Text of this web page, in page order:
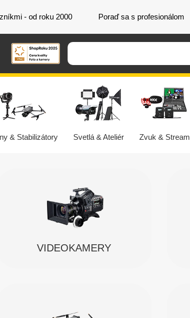
- od roku 2000 Poraď sa s profesionálom
& Stabilizátory Svetlá & Ateliér Zvuk & Stream
VIDEOKAMERY